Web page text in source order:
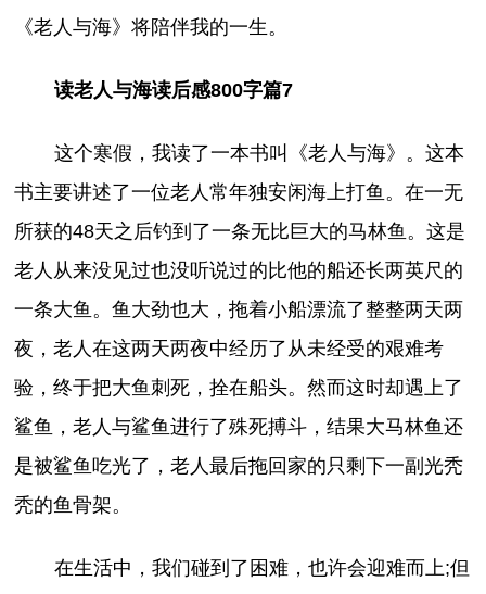
《老人与海》将陪伴我的一生。
读老人与海读后感800字篇7
这个寒假，我读了一本书叫《老人与海》。这本
书主要讲述了一位老人常年独安闲海上打鱼。在一无
所获的48天之后钓到了一条无比巨大的马林鱼。这是
老人从来没见过也没听说过的比他的船还长两英尺的
一条大鱼。鱼大劲也大，拖着小船漂流了整整两天两
夜，老人在这两天两夜中经历了从未经受的艰难考
验，终于把大鱼刺死，拴在船头。然而这时却遇上了
鲨鱼，老人与鲨鱼进行了殊死搏斗，结果大马林鱼还
是被鲨鱼吃光了，老人最后拖回家的只剩下一副光秃
秃的鱼骨架。
在生活中，我们碰到了困难，也许会迎难而上;但